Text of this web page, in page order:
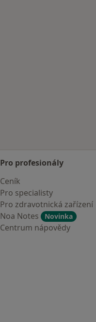
Pro profesionály
Ceník
Pro specialisty
Pro zdravotnická zařízení
Noa Notes
Novinka
Centrum nápovědy